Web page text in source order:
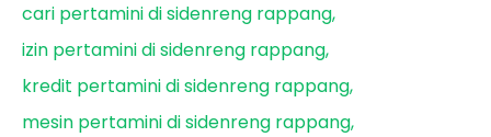
cari pertamini di sidenreng rappang
izin pertamini di sidenreng rappang
kredit pertamini di sidenreng rappang
mesin pertamini di sidenreng rappang